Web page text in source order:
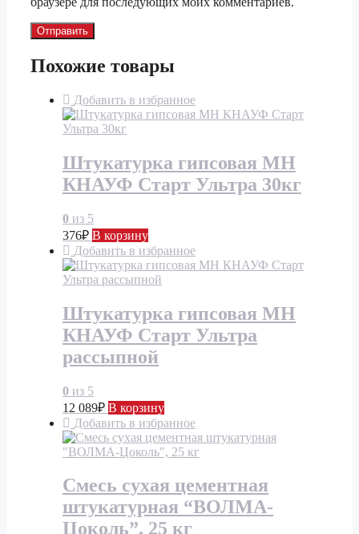
Похожие товары
Добавить в избранное
Штукатурка гипсовая МН
КНАУФ Старт Ультра 30кг
0 из 5
376₽ В корзину
Добавить в избранное
Штукатурка гипсовая МН
КНАУФ Старт Ультра
рассыпной
0 из 5
12 089₽ В корзину
Добавить в избранное
Смесь сухая цементная
штукатурная “ВОЛМА-
Цоколь”, 25 кг